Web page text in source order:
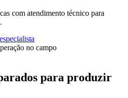
com atendimento técnico para
para produzir